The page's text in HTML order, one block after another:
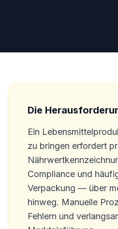
Die
Ein
zu bringen erfordert
Compliance und
Verpackung — über
hinweg. Manuelle
Fehlern und